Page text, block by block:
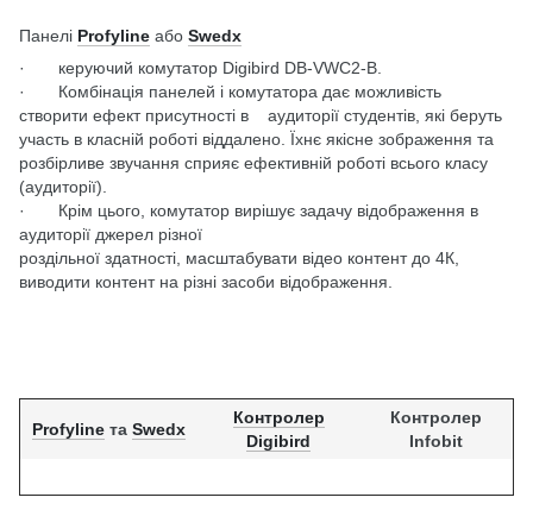
Панелі Profyline або Swedx
· керуючий комутатор Digibird DB-VWC2-B.
· Комбінація панелей і комутатора дає можливість
створити ефект присутності в аудиторії студентів, які беруть
участь в класній роботі віддалено. Їхнє якісне зображення та
розбірливе звучання сприяє ефективній роботі всього класу
(аудиторії).
· Крім цього, комутатор вирішує задачу відображення в
аудиторії джерел різної
роздільної здатності, масштабувати відео контент до 4К,
виводити контент на різні засоби відображення.
Profyline та Swedx
Контролер
Digibird
Контролер
Infobit